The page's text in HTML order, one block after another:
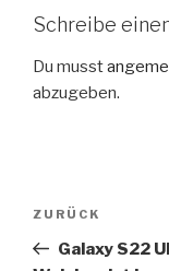
Schreibe
Du musst
abzugeben.
Vorheriger
Beitrag
ZURÜCK
Galaxy S22